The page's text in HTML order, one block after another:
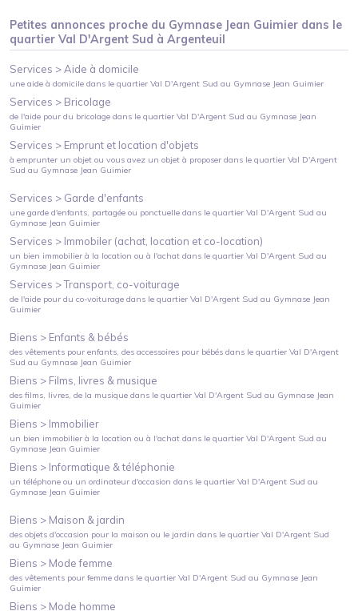
Petites annonces proche du Gymnase Jean Guimier dans le
quartier Val D'Argent Sud àArgenteuil
Services > Aide à domicile
une aide à domicile dans le quartierVal D'Argent Sud au Gymnase Jean Guimier
Services > Bricolage
de l'aide pour du bricolage dans le quartierVal D'Argent Sud au Gymnase Jean
Guimier
Services > Emprunt et location d'objets
à emprunter un objet ou vous avez un objet à proposer dans le quartierVal D'Argent
Sud au Gymnase Jean Guimier
Services > Garde d'enfants
une garde d'enfants, partagée ou ponctuelle dans le quartierVal D'Argent Sud au
Gymnase Jean Guimier
Services > Immobiler (achat, location et co-location)
un bien immobilier à la location ou à l'achat dans le quartierVal D'Argent Sud au
Gymnase Jean Guimier
Services >Transport, co-voiturage
de l'aide pour du co-voiturage dans le quartierVal D'Argent Sud au Gymnase Jean
Guimier
Biens > Enfants & bébés
des vêtements pour enfants, des accessoires pour bébés dans le quartierVal D'Argent
Sud au Gymnase Jean Guimier
Biens > Films, livres & musique
des films, livres, de la musique dans le quartierVal D'Argent Sud au Gymnase Jean
Guimier
Biens > Immobilier
un bien immobilier à la location ou à l'achat dans le quartierVal D'Argent Sud au
Gymnase Jean Guimier
Biens > Informatique & téléphonie
un téléphone ou un ordinateur d'occasion dans le quartierVal D'Argent Sud au
Gymnase Jean Guimier
Biens > Maison & jardin
des objets d'occasion pour la maison ou le jardin dans le quartierVal D'Argent Sud
au Gymnase Jean Guimier
Biens > Mode femme
des vêtements pour femme dans le quartierVal D'Argent Sud au Gymnase Jean
Guimier
Biens > Mode homme